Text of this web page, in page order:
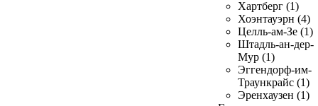
Хартберг (1)
Хоэнтауэрн (4)
Целль-ам-Зе (1)
Штадль-ан-дер-
Мур (1)
Эггендорф-им-
Траункрайс (1)
Эренхаузен (1)